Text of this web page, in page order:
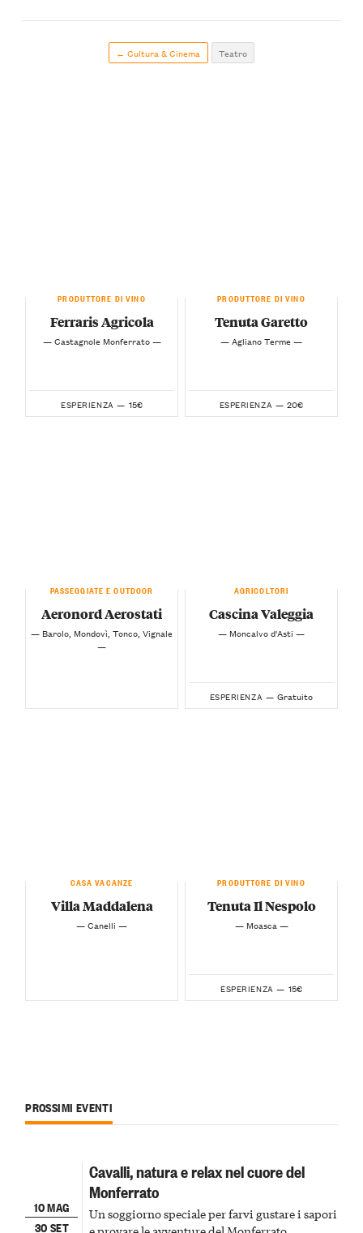
← Cultura & Cinema Teatro
PRODUTTORE DI VINO
Ferraris Agricola
— Castagnole Monferrato —
ESPERIENZA — 15€
PRODUTTORE DI VINO
Tenuta Garetto
— Agliano Terme —
ESPERIENZA — 20€
PASSEGGIATE E OUTDOOR
Aeronord Aerostati
— Barolo, Mondovì, Tonco, Vignale
—
AGRICOLTORI
Cascina Valeggia
— Moncalvo d'Asti —
ESPERIENZA — Gratuito
CASA VACANZE
Villa Maddalena
— Canelli —
PRODUTTORE DI VINO
Tenuta Il Nespolo
— Moasca —
ESPERIENZA — 15€
PROSSIMI EVENTI
10 MAG
30 SET
Cavalli, natura e relax nel cuore del
Monferrato
Un soggiorno speciale per farvi gustare i sapori